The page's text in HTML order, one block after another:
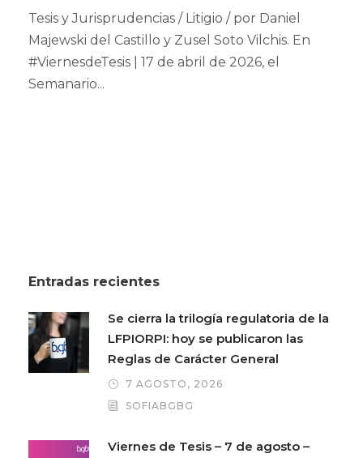
Tesis y Jurisprudencias / Litigio / por Daniel
Majewski del Castillo y Zusel Soto Vilchis. En
#ViernesdeTesis | 17 de abril de 2026, el
Semanario...
Entradas recientes
Se cierra la trilogía regulatoria de la
LFPIORPI: hoy se publicaron las
Reglas de Carácter General
7 AGOSTO, 2026
SOFIABGBG
Viernes de Tesis – 7 de agosto –